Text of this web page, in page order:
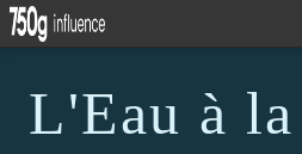
L'Eau à